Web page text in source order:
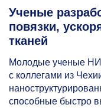
Ученые
повязки,
тканей
Молодые ученые
с коллегами из
способные быстро